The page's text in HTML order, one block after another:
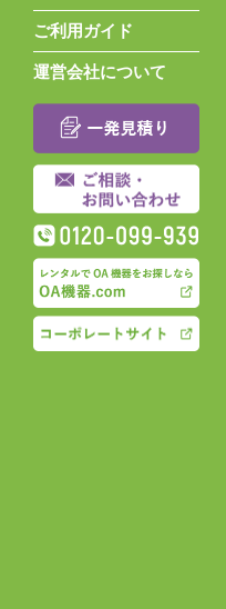
ご利用ガイド
運営会社について